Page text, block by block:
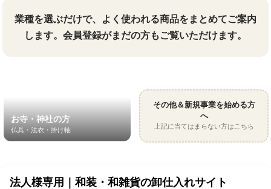
業種を選ぶだけで、よく使われる商品をまとめてご案内
します。会員登録がまだの方もご覧いただけます。
美容サロン・写真スタジオの
お寺・神社の方
仏具・法衣・掛け軸
その他＆新規事業を始める方
へ
上記に当てはまらない方はこちら
法人様専用｜和装・和雑貨の卸仕入れサイト